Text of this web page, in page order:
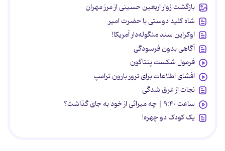
بازگشت زوار اربعین حسینی از مرز مهران
شاه کلید دوستی با حضرت امیر
اوکراین سند منگوله‌دار آمریکا!
آگاهی بدون فرسودگی
فرمول شکست پنتاگون
افشای اطلاعات برای ترور بارون ترامپ
نجات از غرق شدگی
ساعت ۹:۴۰ | چه میراثی از خود به جای گذاشت؟
یک کودک دو چهره!